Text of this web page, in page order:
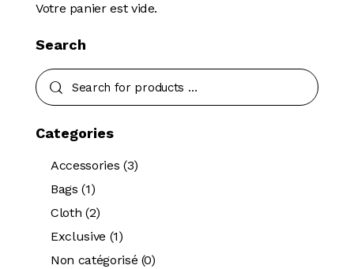
Votre panier est vide.
Search
Categories
Accessories (3)
Bags (1)
Cloth (2)
Exclusive (1)
Non catégorisé (0)